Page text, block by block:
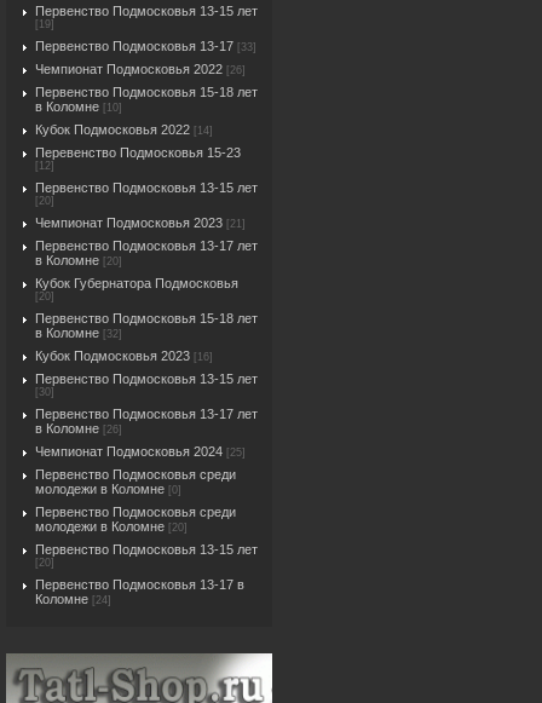
Первенство Подмосковья 13-15 лет
[19]
Первенство Подмосковья 13-17 [33]
Чемпионат Подмосковья 2022 [26]
Первенство Подмосковья 15-18 лет
в Коломне
[10]
Кубок Подмосковья 2022 [14]
Перевенство Подмосковья 15-23
[12]
Первенство Подмосковья 13-15 лет
[20]
Чемпионат Подмосковья 2023 [21]
Первенство Подмосковья 13-17 лет
в Коломне [20]
Кубок Губернатора Подмосковья
[20]
Первенство Подмосковья 15-18 лет
в Коломне [32]
Кубок Подмосковья 2023 [16]
Первенство Подмосковья 13-15 лет
[30]
Первенство Подмосковья 13-17 лет
в Коломне [26]
Чемпионат Подмосковья 2024 [25]
Первенство Подмосковья среди
молодежи в Коломне [0]
Первенство Подмосковья среди
молодежи в Коломне [20]
Первенство Подмосковья 13-15 лет
[20]
Первенство Подмосковья 13-17 в
Коломне [24]